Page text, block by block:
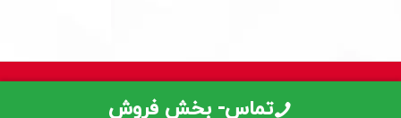
طراحی توسط سایت دیزاین
تماس- بخش فروش